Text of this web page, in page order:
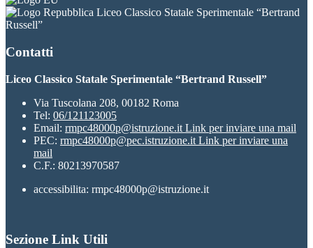
Liceo Classico Statale Sperimentale “Bertrand
Russell”
Contatti
Liceo Classico Statale Sperimentale “Bertrand Russell”
Via Tuscolana 208, 00182 Roma
Tel: 06/121123005
Email: rmpc48000p@istruzione.it Link per inviare una mail
PEC: rmpc48000p@pec.istruzione.it Link per inviare una
mail
C.F.: 80213970587
accessibilita: rmpc48000p@istruzione.it
Sezione Link Utili